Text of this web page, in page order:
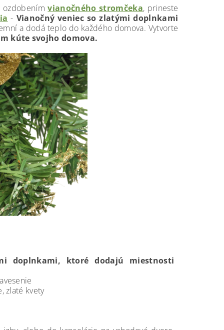
ozdobením vianočného stromčeka, prineste
- Vianočný veniec so zlatými doplnkami
a dodá teplo do každého domova. Vytvorte
kúte svojho domova.
doplnkami, ktoré dodajú miestnosti
zlaté kvety